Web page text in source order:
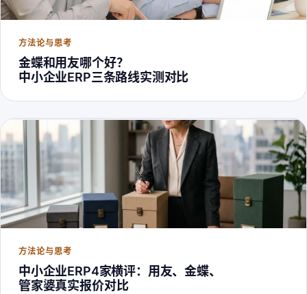
方法论与思考
金蝶和用友哪个好？
中小企业ERP三条路线实测对比
方法论与思考
中小企业ERP4家横评：用友、金蝶、
管家婆真实报价对比